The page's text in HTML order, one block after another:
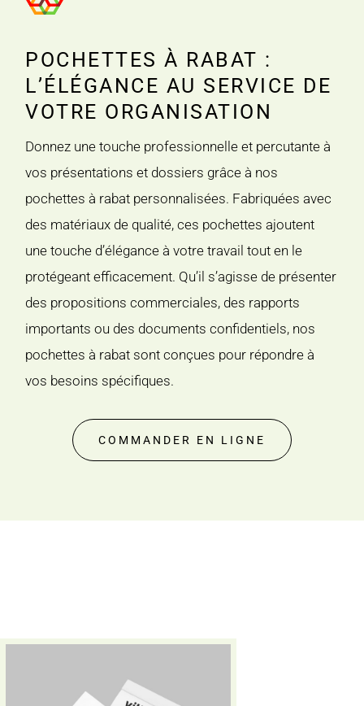
POCHETTES À RABAT :
L’ÉLÉGANCE AU SERVICE DE
VOTRE ORGANISATION
Donnez une touche professionnelle et percutante à
vos présentations et dossiers grâce à nos
pochettes à rabat personnalisées. Fabriquées avec
des matériaux de qualité, ces pochettes ajoutent
une touche d’élégance à votre travail tout en le
protégeant efficacement. Qu’il s’agisse de présenter
des propositions commerciales, des rapports
importants ou des documents confidentiels, nos
pochettes à rabat sont conçues pour répondre à
vos besoins spécifiques.
COMMANDER EN LIGNE